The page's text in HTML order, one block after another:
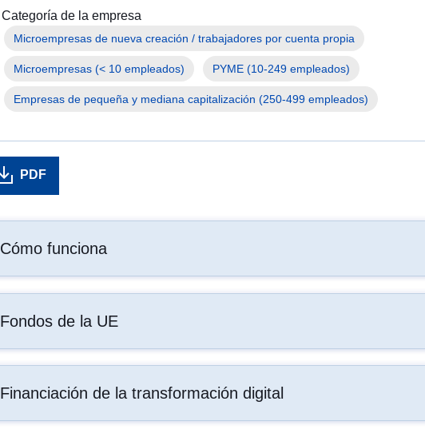
Categoría de la empresa
Microempresas (< 10 empleados) PYME (10-249 empleados)
Empresas de pequeña y mediana capitalización (250-499 empleados)
PDF
Cómo funciona
Fondos de la UE
Financiación de la transformación digital